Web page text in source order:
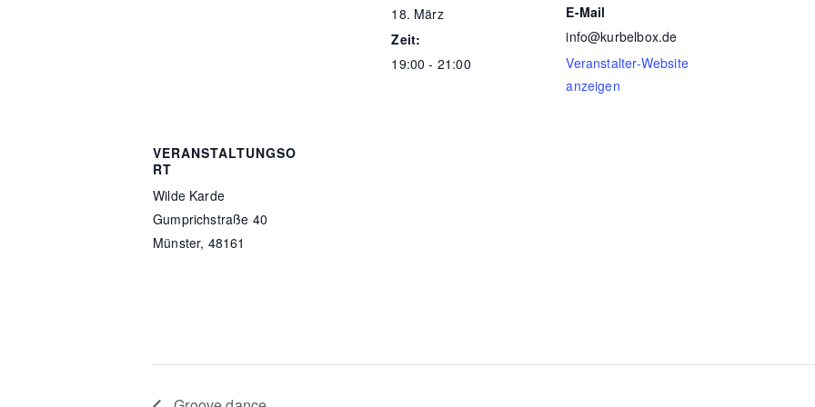
18. März
Zeit:
19:00 - 21:00
E-Mail
info@kurbelbox.de
Veranstalter-Website
anzeigen
VERANSTALTUNGSO
RT
Wilde Karde
Gumprichstraße 40
Münster, 48161